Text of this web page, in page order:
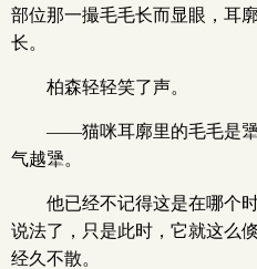
部位那一撮毛毛长而显眼，耳
长。
柏森轻轻笑了声。
——猫咪耳廓里的毛毛是
气越犟。
他已经不记得这是在哪个
说法了，只是此时，它就这么
经久不散。